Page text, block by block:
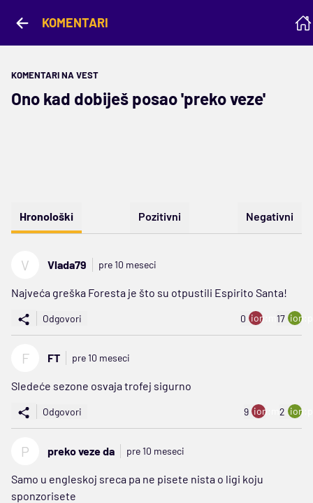
KOMENTARI
KOMENTARI NA VEST
Ono kad dobiješ posao 'preko veze'
Hronološki Pozitivni Negativni
V Vlada79 pre 10 meseci
Najveća greška Foresta je što su otpustili Espirito Santa!
Odgovori 0 ion:minus
17
F FT pre 10 meseci
Sledeće sezone osvaja trofej sigurno
Odgovori 9 ion:minus
2
P preko veze da pre 10 meseci
Samo u engleskoj sreca pa ne pisete nista o ligi koju
sponzorisete